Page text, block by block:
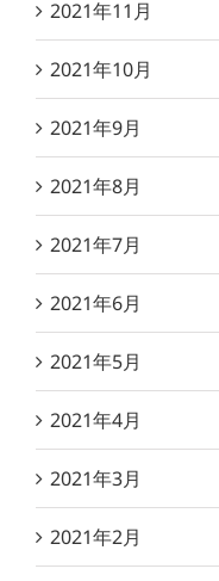
2021年11月
2021年10月
2021年9月
2021年8月
2021年7月
2021年6月
2021年5月
2021年4月
2021年3月
2021年2月